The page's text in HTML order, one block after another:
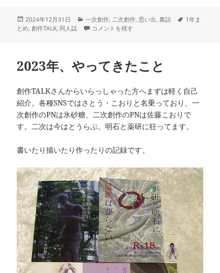
投
稿
2024年12月31日
カ
テ
一次創作,二次創作,思い出,裏話
タ
1年ま
とめ,創作TALK, 同人誌 2024年、やってきたこと に
コメントを残す
2023年、やってきたこと
創作TALKさんからいらっしゃった方へまずは軽く自己
紹介。各種SNSではさとう・こおりと名乗っており、一
次創作のPNは氷砂糖、二次創作のPNは佐藤こおりで
す。二次は今はとうらぶ。明石と薬研に狂ってます。
書いたり描いたり作ったりの記録です。